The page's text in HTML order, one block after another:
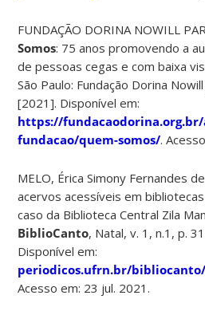
FUNDAÇÃO DORINA NOWILL
Somos: 75 anos promovendo a
de pessoas cegas e com baixa
São Paulo: Fundação Dorina
[2021]. Disponível em:
https://fundacaodorina.org.br/
fundacao/quem-somos/.
MELO, Érica Simony Fernandes
acervos acessíveis em
caso da Biblioteca Central Zila
BiblioCanto, Natal, v. 1, n.1, p.
Disponível em:
periodicos.ufrn.br/
Acesso em: 23 jul. 2021.